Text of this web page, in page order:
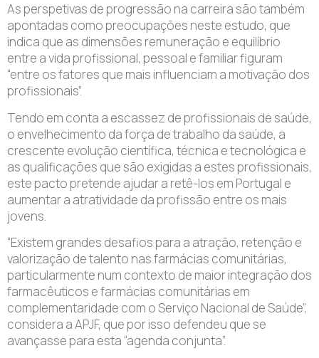
As perspetivas de progressão na carreira são também
apontadas como preocupações neste estudo, que
indica que as dimensões remuneração e equilíbrio
entre a vida profissional, pessoal e familiar figuram
“entre os fatores que mais influenciam a motivação dos
profissionais”.
Tendo em conta a escassez de profissionais de saúde,
o envelhecimento da força de trabalho da saúde, a
crescente evolução científica, técnica e tecnológica e
as qualificações que são exigidas a estes profissionais,
este pacto pretende ajudar a retê-los em Portugal e
aumentar a atratividade da profissão entre os mais
jovens.
“Existem grandes desafios para a atração, retenção e
valorização de talento nas farmácias comunitárias,
particularmente num contexto de maior integração dos
farmacêuticos e farmácias comunitárias em
complementaridade com o Serviço Nacional de Saúde”,
considera a APJF, que por isso defendeu que se
avançasse para esta “agenda conjunta”.